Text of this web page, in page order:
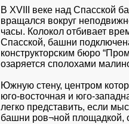
В XVIII веке над Спасской
вращался вокруг
часы. Колокол отбивает
Спасской, башни
конструкторским бюро
озаряется сполохами
Южную стену, центром
юго-восточная и юго-
легко представить, если
башни ров¬ной площадкой,